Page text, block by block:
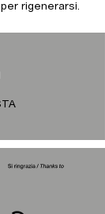
rigenerarsi.